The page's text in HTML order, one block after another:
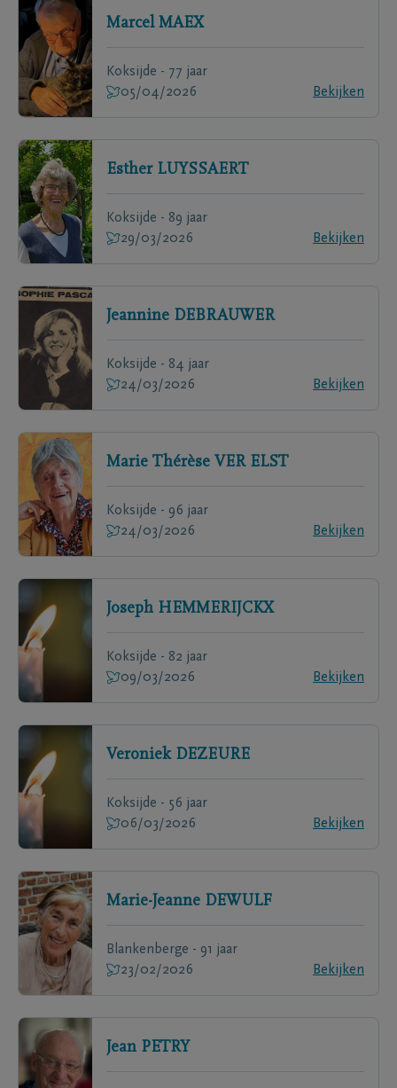
Marcel MAEX
Koksijde - 77 jaar
05/04/2026
Bekijken
Esther LUYSSAERT
Koksijde - 89 jaar
29/03/2026
Bekijken
Jeannine DEBRAUWER
Koksijde - 84 jaar
24/03/2026
Bekijken
Marie Thérèse VER ELST
Koksijde - 96 jaar
24/03/2026
Bekijken
Joseph HEMMERIJCKX
Koksijde - 82 jaar
09/03/2026
Bekijken
Veroniek DEZEURE
Koksijde - 56 jaar
06/03/2026
Bekijken
Marie-Jeanne DEWULF
Blankenberge - 91 jaar
23/02/2026
Bekijken
Jean PETRY